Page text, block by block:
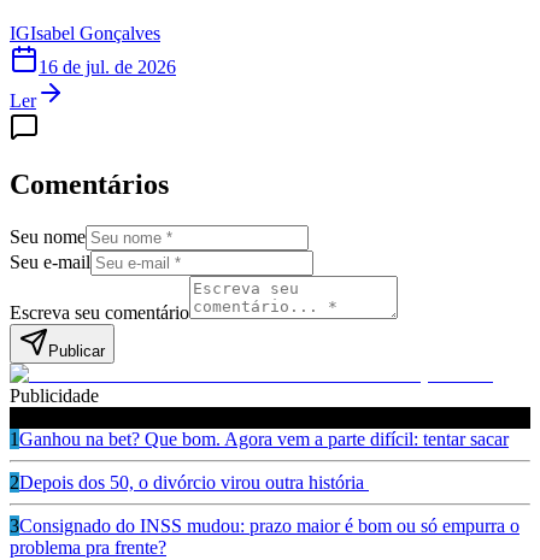
IGIsabel Gonçalves
16 de jul. de 2026
Ler
Comentários
Seu nome
Seu e-mail
Escreva seu comentário
Publicar
Publicidade
1Ganhou na bet? Que bom. Agora vem a parte difícil: tentar sacar
2Depois dos 50, o divórcio virou outra história
3Consignado do INSS mudou: prazo maior é bom ou só empurra o
problema pra frente?